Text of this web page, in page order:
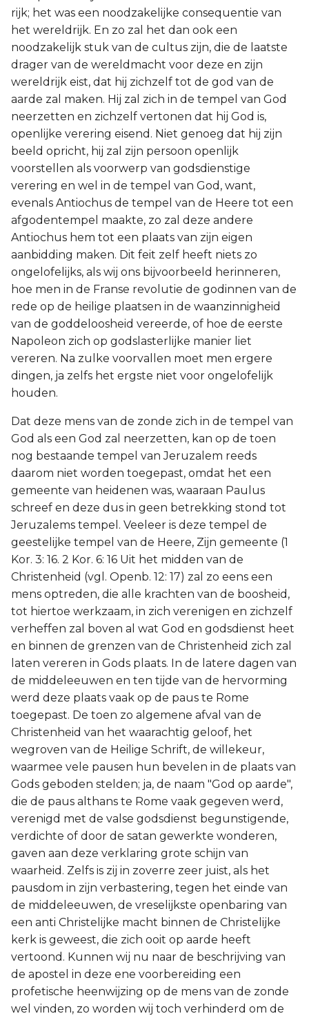
rijk; het was een noodzakelijke consequentie van
het wereldrijk. En zo zal het dan ook een
noodzakelijk stuk van de cultus zijn, die de laatste
drager van de wereldmacht voor deze en zijn
wereldrijk eist, dat hij zichzelf tot de god van de
aarde zal maken. Hij zal zich in de tempel van God
neerzetten en zichzelf vertonen dat hij God is,
openlijke verering eisend. Niet genoeg dat hij zijn
beeld opricht, hij zal zijn persoon openlijk
voorstellen als voorwerp van godsdienstige
verering en wel in de tempel van God, want,
evenals Antiochus de tempel van de Heere tot een
afgodentempel maakte, zo zal deze andere
Antiochus hem tot een plaats van zijn eigen
aanbidding maken. Dit feit zelf heeft niets zo
ongelofelijks, als wij ons bijvoorbeeld herinneren,
hoe men in de Franse revolutie de godinnen van de
rede op de heilige plaatsen in de waanzinnigheid
van de goddeloosheid vereerde, of hoe de eerste
Napoleon zich op godslasterlijke manier liet
vereren. Na zulke voorvallen moet men ergere
dingen, ja zelfs het ergste niet voor ongelofelijk
houden.
Dat deze mens van de zonde zich in de tempel van
God als een God zal neerzetten, kan op de toen
nog bestaande tempel van Jeruzalem reeds
daarom niet worden toegepast, omdat het een
gemeente van heidenen was, waaraan Paulus
schreef en deze dus in geen betrekking stond tot
Jeruzalems tempel. Veeleer is deze tempel de
geestelijke tempel van de Heere, Zijn gemeente (1
Kor. 3: 16. 2 Kor. 6: 16 Uit het midden van de
Christenheid (vgl. Openb. 12: 17) zal zo eens een
mens optreden, die alle krachten van de boosheid,
tot hiertoe werkzaam, in zich verenigen en zichzelf
verheffen zal boven al wat God en godsdienst heet
en binnen de grenzen van de Christenheid zich zal
laten vereren in Gods plaats. In de latere dagen van
de middeleeuwen en ten tijde van de hervorming
werd deze plaats vaak op de paus te Rome
toegepast. De toen zo algemene afval van de
Christenheid van het waarachtig geloof, het
wegroven van de Heilige Schrift, de willekeur,
waarmee vele pausen hun bevelen in de plaats van
Gods geboden stelden; ja, de naam "God op aarde",
die de paus althans te Rome vaak gegeven werd,
verenigd met de valse godsdienst begunstigende,
verdichte of door de satan gewerkte wonderen,
gaven aan deze verklaring grote schijn van
waarheid. Zelfs is zij in zoverre zeer juist, als het
pausdom in zijn verbastering, tegen het einde van
de middeleeuwen, de vreselijkste openbaring van
een anti Christelijke macht binnen de Christelijke
kerk is geweest, die zich ooit op aarde heeft
vertoond. Kunnen wij nu naar de beschrijving van
de apostel in deze ene voorbereiding een
profetische heenwijzing op de mens van de zonde
wel vinden, zo worden wij toch verhinderd om de